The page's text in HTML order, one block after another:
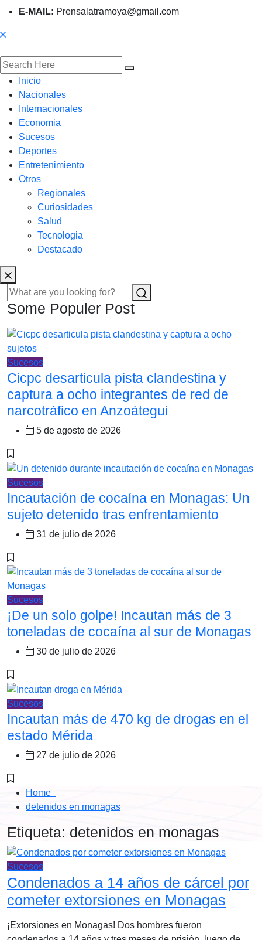
E-MAIL: Prensalatramoya@gmail.com
Inicio
Nacionales
Internacionales
Economia
Sucesos
Deportes
Entretenimiento
Otros
Regionales
Curiosidades
Salud
Tecnologia
Destacado
Some Populer Post
Sucesos
Cicpc desarticula pista clandestina y
captura a ocho integrantes de red de
narcotráfico en Anzoátegui
5 de agosto de 2026
Sucesos
Incautación de cocaína en Monagas: Un
sujeto detenido tras enfrentamiento
31 de julio de 2026
Sucesos
¡De un solo golpe! Incautan más de 3
toneladas de cocaína al sur de Monagas
30 de julio de 2026
Sucesos
Incautan más de 470 kg de drogas en el
estado Mérida
27 de julio de 2026
Home
detenidos en monagas
Etiqueta: detenidos en monagas
Sucesos
Condenados a 14 años de cárcel por
cometer extorsiones en Monagas
¡Extorsiones en Monagas! Dos hombres fueron